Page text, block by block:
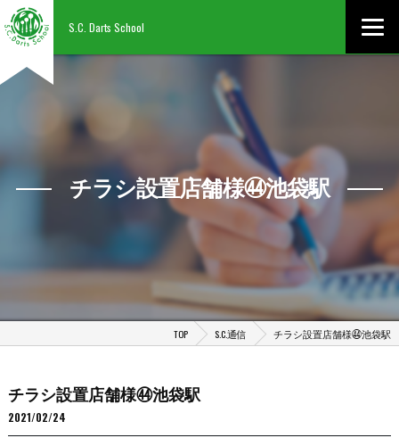
S.C. Darts School
チラシ設置店舗様㊹池袋駅
TOP S.C.通信 チラシ設置店舗様㊹池袋駅
チラシ設置店舗様㊹池袋駅
2021/02/24